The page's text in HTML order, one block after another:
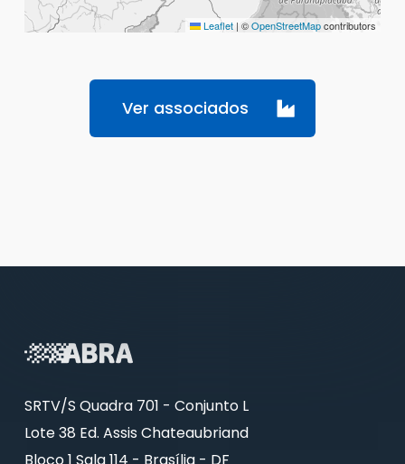
Leaflet | ©OpenStreetMapcontributors
Ver associados
SRTV/S Quadra 701 - Conjunto L
Lote 38 Ed. Assis Chateaubriand